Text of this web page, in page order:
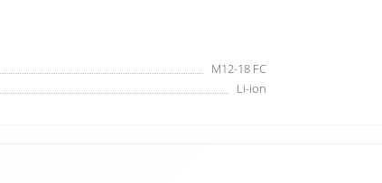
M12-18 FC
Li-ion